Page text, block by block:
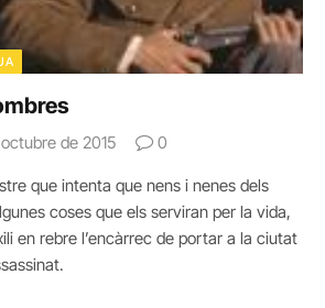
de 2015 0
que intenta que nens i nenes dels
coses que els serviran per la vida,
en rebre l’encàrrec de portar a la ciutat